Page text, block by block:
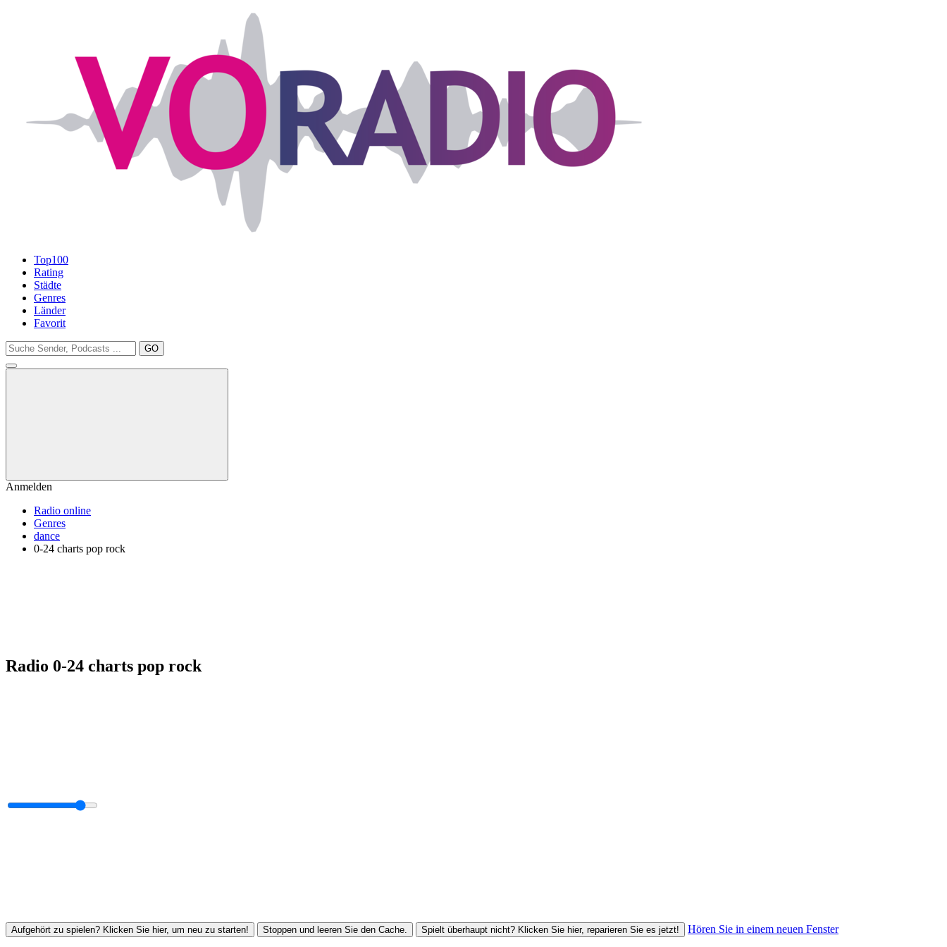
Top100
Rating
Städte
Genres
Länder
Favorit
GO
Anmelden
Radio online
Genres
dance
0-24 charts pop rock
Radio 0-24 charts pop rock
Aufgehört zu spielen? Klicken Sie hier, um neu zu starten! Stoppen und leeren Sie den Cache. Spielt überhaupt nicht? Klicken Sie hier, reparieren Sie es jetzt! Hören Sie in einem neuen Fenster